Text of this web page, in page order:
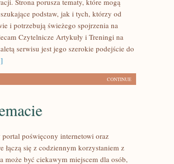
Strona porusza tematy, które mogą
podstaw, jak i tych, którzy od
i potrzebują świeżego spojrzenia na
Czytelnicze Artykuły i Treningi na
serwisu jest jego szerokie podejście do
CONTINUE
poświęcony internetowi oraz
łączą się z codziennym korzystaniem z
może być ciekawym miejscem dla osób,